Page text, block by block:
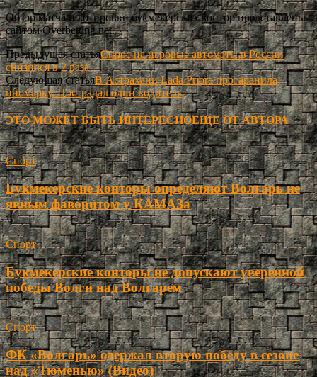
Обзор матча и котировки букмекерских контор представлены
сайтом Overbetting.net.
Предыдущая статьяСпрос на игровые автоматы в России
снизился в 2 раза
Следующая статьяВ Астрахани Lada Priora протаранила
иномарку. Пострадал один водитель
ЭТО МОЖЕТ БЫТЬ ИНТЕРЕСНОЕЩЕ ОТ АВТОРА
Спорт
Букмекерские конторы определяют Волгарь не
явным фаворитом у КАМАЗа
Спорт
Букмекерские конторы не допускают уверенной
победы Волги над Волгарем
Спорт
ФК «Волгарь» одержал вторую победу в сезоне
над «Тюменью» (Видео)